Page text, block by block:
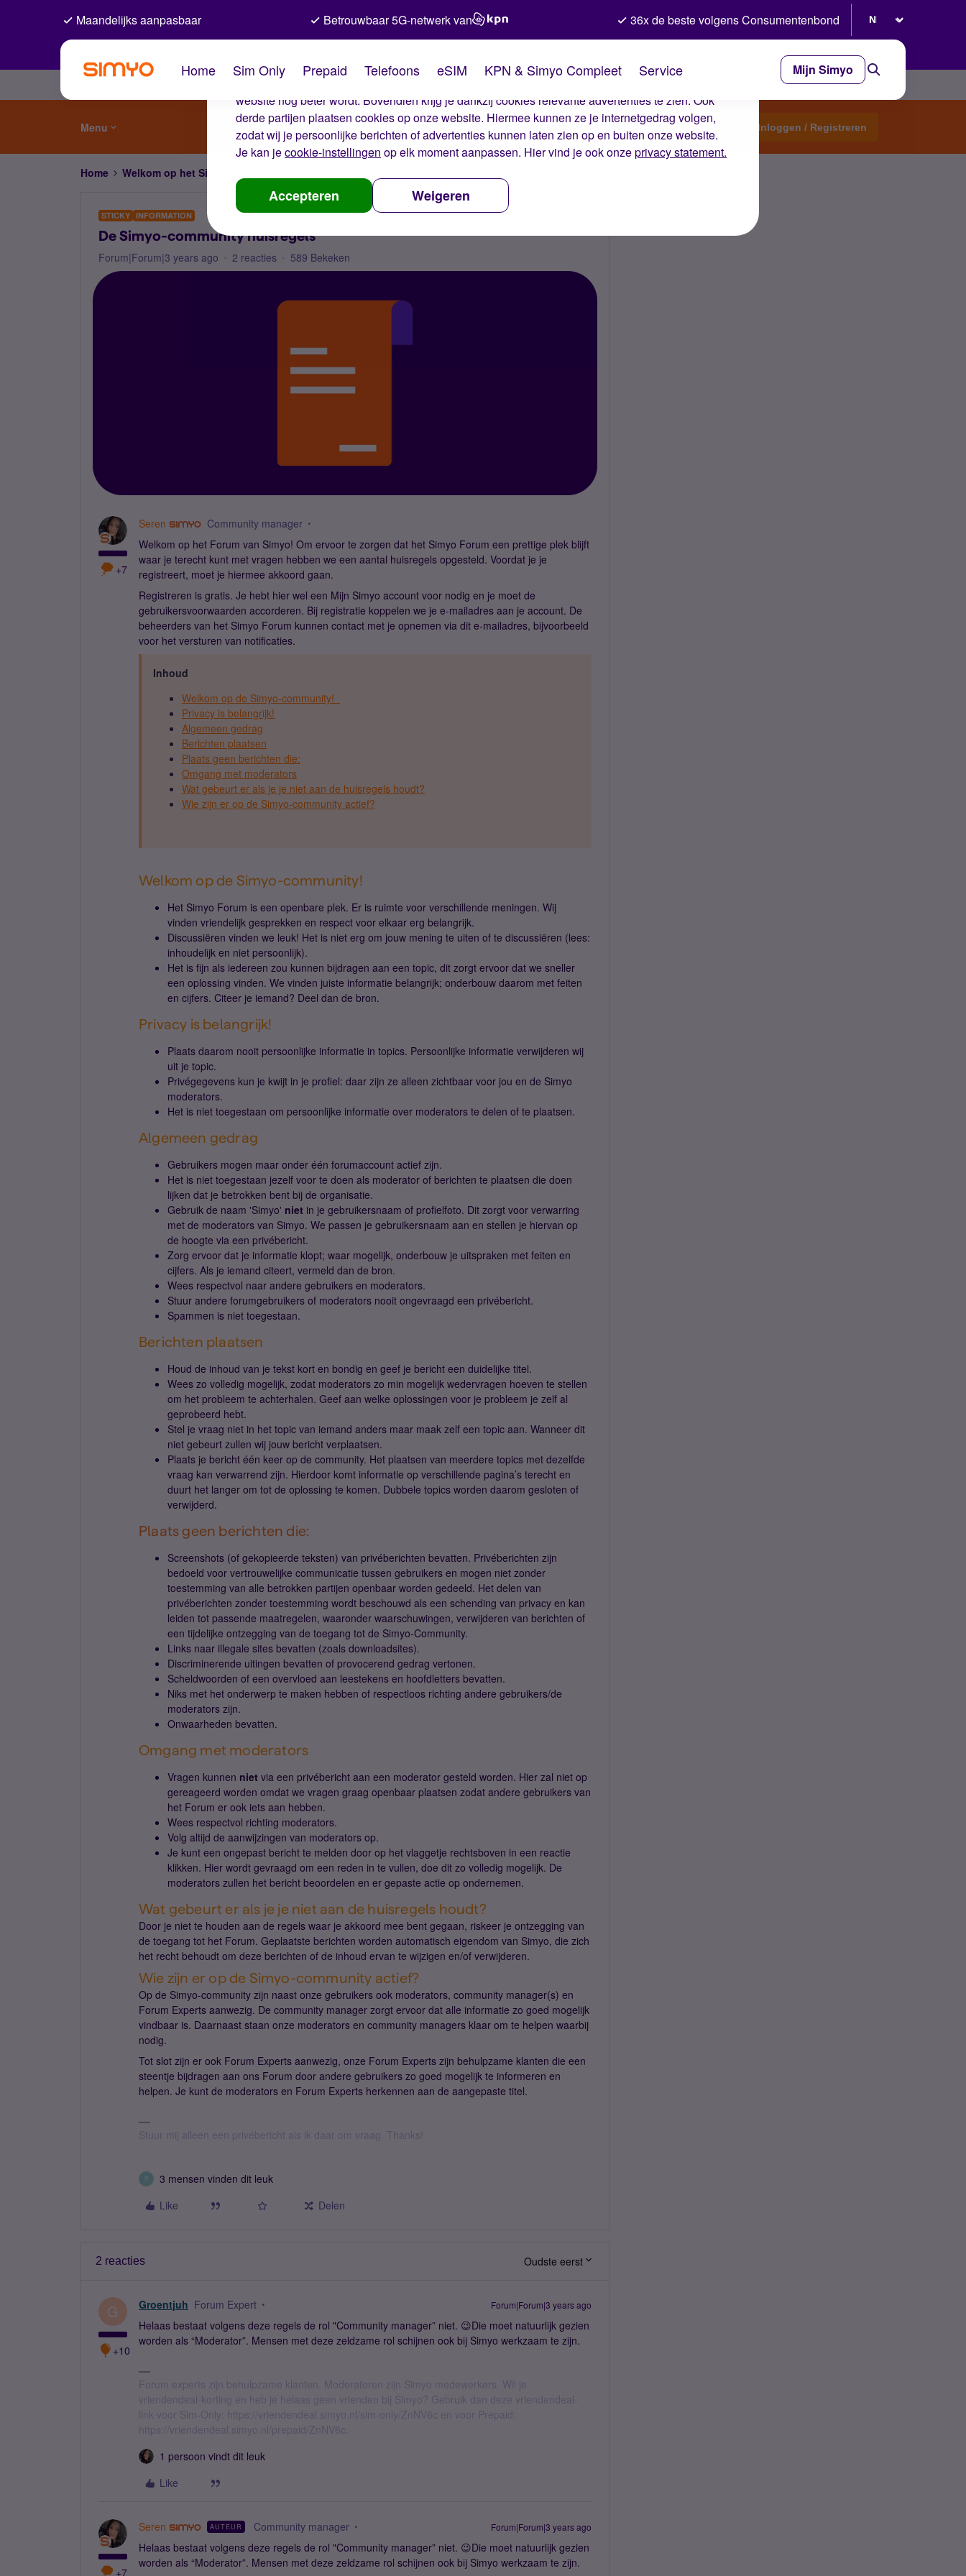
De cookies van Simyo
Wij gebruiken cookies op onze website. Met deze cookies zorgen wij ervoor dat je ervaring op de
website nog beter wordt. Bovendien krijg je dankzij cookies relevante advertenties te zien. Ook
derde partijen plaatsen cookies op onze website. Hiermee kunnen ze je internetgedrag volgen,
zodat wij je persoonlijke berichten of advertenties kunnen laten zien op en buiten onze website.
Je kan jecookie-instellingen op elk moment aanpassen. Hier vind je ook onzeprivacy statement.
Accepteren Weigeren
Maandelijks aanpasbaar Betrouwbaar 5G-netwerk van 36x de beste volgens Consumentenbond
Home Sim Only Prepaid Telefoons eSIM KPN & Simyo Compleet Service Mijn Simyo
Menu Start een topic Inloggen / Registreren
Home Welkom op het Simyo-forum!
STICKY INFORMATION
De Simyo-community huisregels
Forum|Forum|3 years ago 2 reacties 589 Bekeken
+7
Seren
Community manager
Welkom op het Forum van Simyo! Om ervoor te zorgen dat het Simyo Forum een prettige plek blijft
waar je terecht kunt met vragen hebben we een aantal huisregels opgesteld. Voordat je je
registreert, moet je hiermee akkoord gaan.
Registreren is gratis. Je hebt hier wel een Mijn Simyo account voor nodig en je moet de
gebruikersvoorwaarden accorderen. Bij registratie koppelen we je e-mailadres aan je account. De
beheerders van het Simyo Forum kunnen contact met je opnemen via dit e-mailadres, bijvoorbeeld
voor het versturen van notificaties.
Inhoud
Welkom op de Simyo-community!
Privacy is belangrijk!
Algemeen gedrag
Berichten plaatsen
Plaats geen berichten die:
Omgang met moderators
Wat gebeurt er als je je niet aan de huisregels houdt?
Wie zijn er op de Simyo-community actief?
Welkom op de Simyo-community!
Het Simyo Forum is een openbare plek. Er is ruimte voor verschillende meningen. Wij
vinden vriendelijk gesprekken en respect voor elkaar erg belangrijk.
Discussiëren vinden we leuk! Het is niet erg om jouw mening te uiten of te discussiëren (lees:
inhoudelijk en niet persoonlijk).
Het is fijn als iedereen zou kunnen bijdragen aan een topic, dit zorgt ervoor dat we sneller
een oplossing vinden. We vinden juiste informatie belangrijk; onderbouw daarom met feiten
en cijfers. Citeer je iemand? Deel dan de bron.
Privacy is belangrijk!
Plaats daarom nooit persoonlijke informatie in topics. Persoonlijke informatie verwijderen wij
uit je topic.
Privégegevens kun je kwijt in je profiel: daar zijn ze alleen zichtbaar voor jou en de Simyo
moderators.
Het is niet toegestaan om persoonlijke informatie over moderators te delen of te plaatsen.
Algemeen gedrag
Gebruikers mogen maar onder één forumaccount actief zijn.
Het is niet toegestaan jezelf voor te doen als moderator of berichten te plaatsen die doen
lijken dat je betrokken bent bij de organisatie.
Gebruik de naam 'Simyo' niet in je gebruikersnaam of profielfoto. Dit zorgt voor verwarring
met de moderators van Simyo. We passen je gebruikersnaam aan en stellen je hiervan op
de hoogte via een privébericht.
Zorg ervoor dat je informatie klopt; waar mogelijk, onderbouw je uitspraken met feiten en
cijfers. Als je iemand citeert, vermeld dan de bron.
Wees respectvol naar andere gebruikers en moderators.
Stuur andere forumgebruikers of moderators nooit ongevraagd een privébericht.
Spammen is niet toegestaan.
Berichten plaatsen
Houd de inhoud van je tekst kort en bondig en geef je bericht een duidelijke titel.
Wees zo volledig mogelijk, zodat moderators zo min mogelijk wedervragen hoeven te stellen
om het probleem te achterhalen. Geef aan welke oplossingen voor je probleem je zelf al
geprobeerd hebt.
Stel je vraag niet in het topic van iemand anders maar maak zelf een topic aan. Wanneer dit
niet gebeurt zullen wij jouw bericht verplaatsen.
Plaats je bericht één keer op de community. Het plaatsen van meerdere topics met dezelfde
vraag kan verwarrend zijn. Hierdoor komt informatie op verschillende pagina’s terecht en
duurt het langer om tot de oplossing te komen. Dubbele topics worden daarom gesloten of
verwijderd.
Plaats geen berichten die:
Screenshots (of gekopieerde teksten) van privéberichten bevatten. Privéberichten zijn
bedoeld voor vertrouwelijke communicatie tussen gebruikers en mogen niet zonder
toestemming van alle betrokken partijen openbaar worden gedeeld. Het delen van
privéberichten zonder toestemming wordt beschouwd als een schending van privacy en kan
leiden tot passende maatregelen, waaronder waarschuwingen, verwijderen van berichten of
een tijdelijke ontzegging van de toegang tot de Simyo-Community.
Links naar illegale sites bevatten (zoals downloadsites).
Discriminerende uitingen bevatten of provocerend gedrag vertonen.
Scheldwoorden of een overvloed aan leestekens en hoofdletters bevatten.
Niks met het onderwerp te maken hebben of respectloos richting andere gebruikers/de
moderators zijn.
Onwaarheden bevatten.
Omgang met moderators
Vragen kunnen niet via een privébericht aan een moderator gesteld worden. Hier zal niet op
gereageerd worden omdat we vragen graag openbaar plaatsen zodat andere gebruikers van
het Forum er ook iets aan hebben.
Wees respectvol richting moderators.
Volg altijd de aanwijzingen van moderators op.
Je kunt een ongepast bericht te melden door op het vlaggetje rechtsboven in een reactie
klikken. Hier wordt gevraagd om een reden in te vullen, doe dit zo volledig mogelijk. De
moderators zullen het bericht beoordelen en er gepaste actie op ondernemen.
Wat gebeurt er als je je niet aan de huisregels houdt?
Door je niet te houden aan de regels waar je akkoord mee bent gegaan, riskeer je ontzegging van
de toegang tot het Forum. Geplaatste berichten worden automatisch eigendom van Simyo, die zich
het recht behoudt om deze berichten of de inhoud ervan te wijzigen en/of verwijderen.
Wie zijn er op de Simyo-community actief?
Op de Simyo-community zijn naast onze gebruikers ook moderators, community manager(s) en
Forum Experts aanwezig. De community manager zorgt ervoor dat alle informatie zo goed mogelijk
vindbaar is. Daarnaast staan onze moderators en community managers klaar om te helpen waarbij
nodig.
Tot slot zijn er ook Forum Experts aanwezig, onze Forum Experts zijn behulpzame klanten die een
steentje bijdragen aan ons Forum door andere gebruikers zo goed mogelijk te informeren en
helpen. Je kunt de moderators en Forum Experts herkennen aan de aangepaste titel.
Stuur mij alleen een privébericht als ik daar om vraag. Thanks!
R
3 mensen vinden dit leuk
Like
Delen
2 reacties Oudste eerst
G
+10
Groentjuh Forum Expert Forum|Forum|3 years ago
Helaas bestaat volgens deze regels de rol "Community manager” niet. 😉Die moet natuurlijk gezien
worden als “Moderator”. Mensen met deze zeldzame rol schijnen ook bij Simyo werkzaam te zijn.
Forum experts zijn behulpzame klanten. Moderatoren zijn Simyo medewerkers. Wil je
vriendendeal-korting en heb je helaas geen vrienden bij Simyo? Gebruik dan deze vriendendeal-
link voor Sim-Only: https://vriendendeal.simyo.nl/sim-only/ZnNV6c en voor Prepaid:
https://vriendendeal.simyo.nl/prepaid/ZnNV6c.
1 persoon vindt dit leuk
Like
+7
Seren AUTEUR Community manager Forum|Forum|3 years ago
Helaas bestaat volgens deze regels de rol "Community manager” niet. 😉Die moet natuurlijk gezien
worden als “Moderator”. Mensen met deze zeldzame rol schijnen ook bij Simyo werkzaam te zijn.